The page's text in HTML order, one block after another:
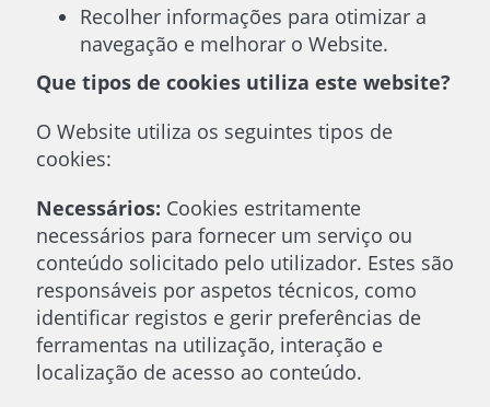
Recolher informações para otimizar a
navegação e melhorar o Website.
Que tipos de cookies utiliza este website?
O Website utiliza os seguintes tipos de
cookies:
Necessários: Cookies estritamente
necessários para fornecer um serviço ou
conteúdo solicitado pelo utilizador. Estes são
responsáveis por aspetos técnicos, como
identificar registos e gerir preferências de
ferramentas na utilização, interação e
localização de acesso ao conteúdo.